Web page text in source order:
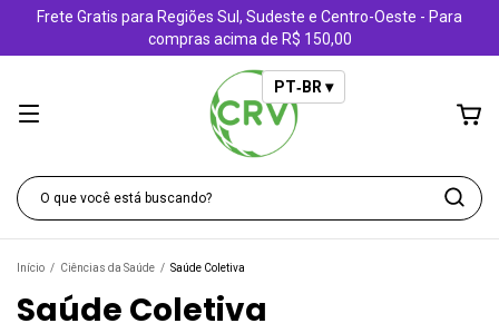
Frete Gratis para Regiões Sul, Sudeste e Centro-Oeste - Para
compras acima de R$ 150,00
PT‑BR ▾
Início / Ciências da Saúde / Saúde Coletiva
Saúde Coletiva